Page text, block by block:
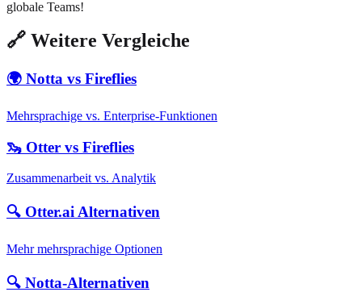
globale Teams!
🔗 Weitere Vergleiche
🌍 Notta vs Fireflies
Mehrsprachige vs. Enterprise-Funktionen
🦦 Otter vs Fireflies
Zusammenarbeit vs. Analytik
🔍 Otter.ai Alternativen
Mehr mehrsprachige Optionen
🔍 Notta-Alternativen